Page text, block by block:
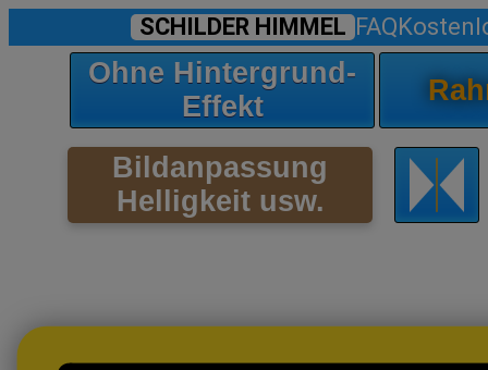
SCHILDER HIMMEL FAQ
Ohne Hintergrund-
Effekt
Bildanpassung
Helligkeit usw.